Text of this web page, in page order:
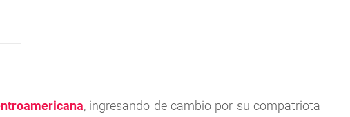
, ingresando de cambio por su compatriota